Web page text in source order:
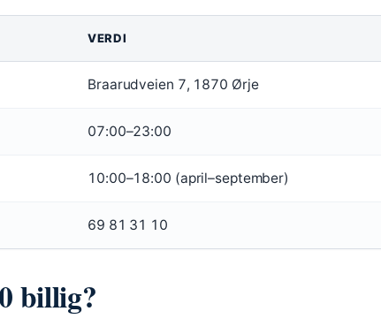
VERDI
Braarudveien 7, 1870 Ørje
07:00–23:00
10:00–18:00 (april–september)
69 81 31 10
billig?